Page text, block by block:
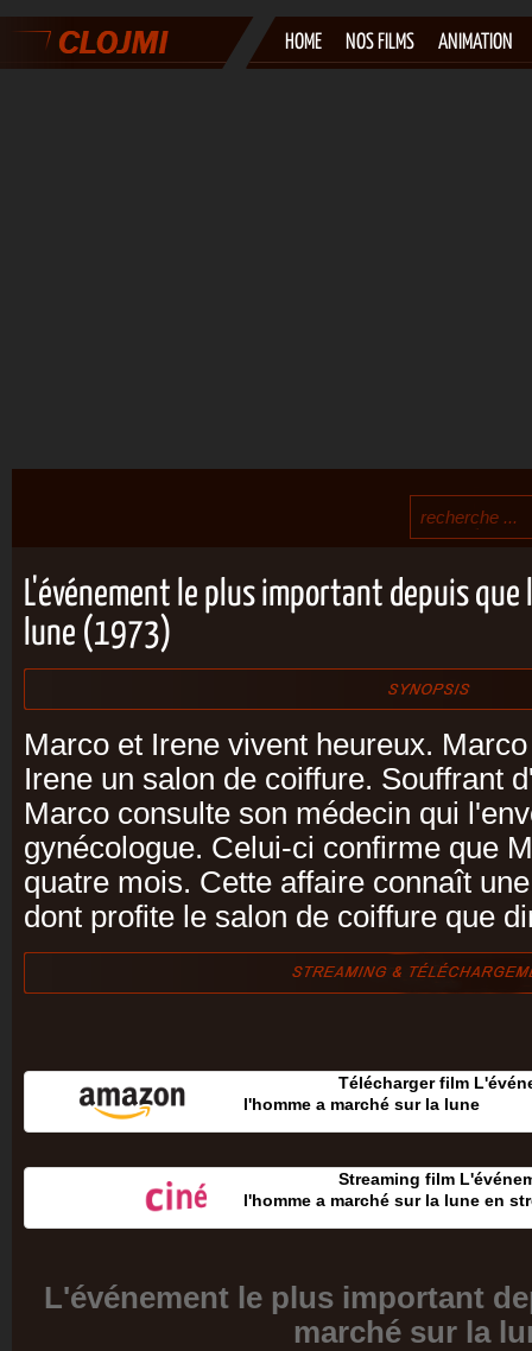
HOME NOS FILMS ANIMATION
L'événement le plus important depuis que
lune (1973)
Marco et Irene vivent heureux.
Irene un salon de coiffure. Souffrant
Marco consulte son médecin qui
gynécologue. Celui-ci confirme que
quatre mois. Cette affaire connaît
dont profite le salon de coiffure que
Télécharger film
l'homme a marché sur la lune
Streaming film
l'homme a marché sur la lune en
L'événement le plus important
marché sur la